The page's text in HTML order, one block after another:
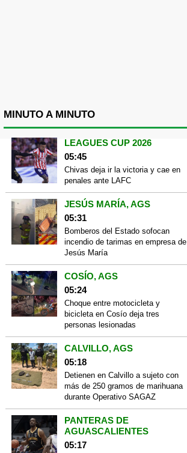
MINUTO A MINUTO
LEAGUES CUP 2026
05:45
Chivas deja ir la victoria y cae en
penales ante LAFC
JESÚS MARÍA, AGS
05:31
Bomberos del Estado sofocan
incendio de tarimas en empresa de
Jesús María
COSÍO, AGS
05:24
Choque entre motocicleta y
bicicleta en Cosío deja tres
personas lesionadas
CALVILLO, AGS
05:18
Detienen en Calvillo a sujeto con
más de 250 gramos de marihuana
durante Operativo SAGAZ
PANTERAS DE
AGUASCALIENTES
05:17